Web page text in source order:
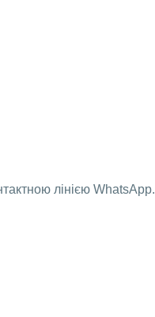
лінією WhatsApp.